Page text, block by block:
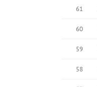
61
60
59
58